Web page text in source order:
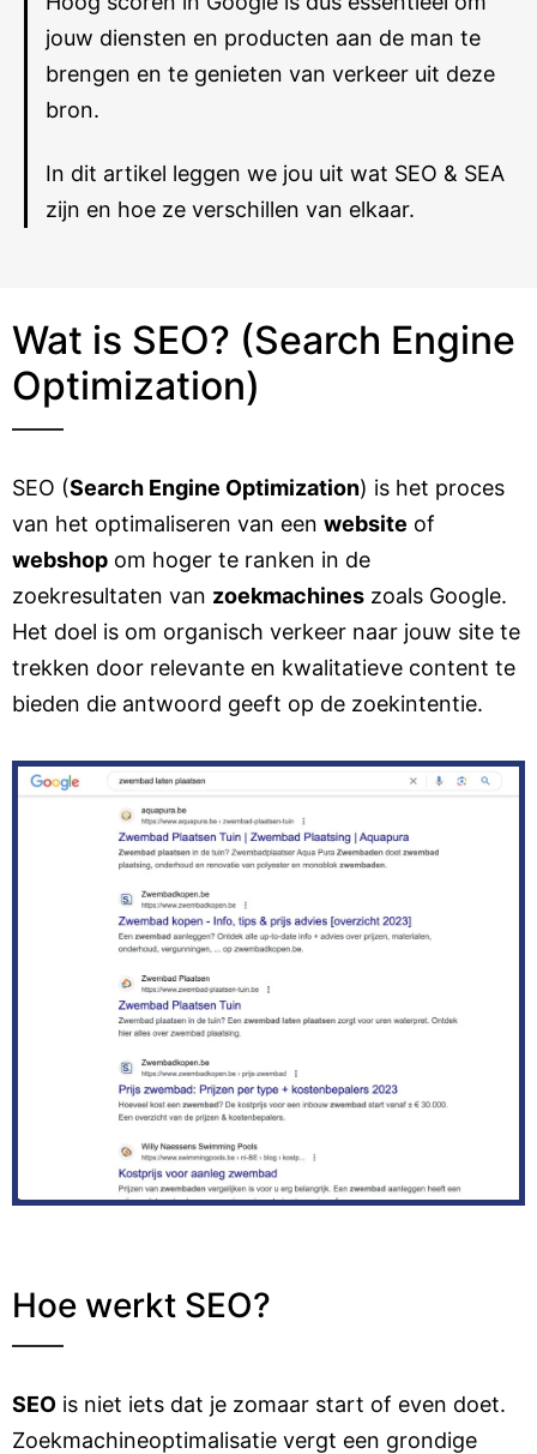
jouw diensten en producten aan de man te
brengen en te genieten van verkeer uit deze
bron.
In dit artikel leggen we jou uit wat SEO & SEA
zijn en hoe ze verschillen van elkaar.
Wat is SEO? (Search Engine
Optimization)
SEO (Search Engine Optimization) is het proces
van het optimaliseren van een website of
webshop om hoger te ranken in de
zoekresultaten van zoekmachines zoals Google.
Het doel is om organisch verkeer naar jouw site te
trekken door relevante en kwalitatieve content te
bieden die antwoord geeft op de zoekintentie.
Hoe werkt SEO?
SEO is niet iets dat je zomaar start of even doet.
Zoekmachineoptimalisatie vergt een grondige